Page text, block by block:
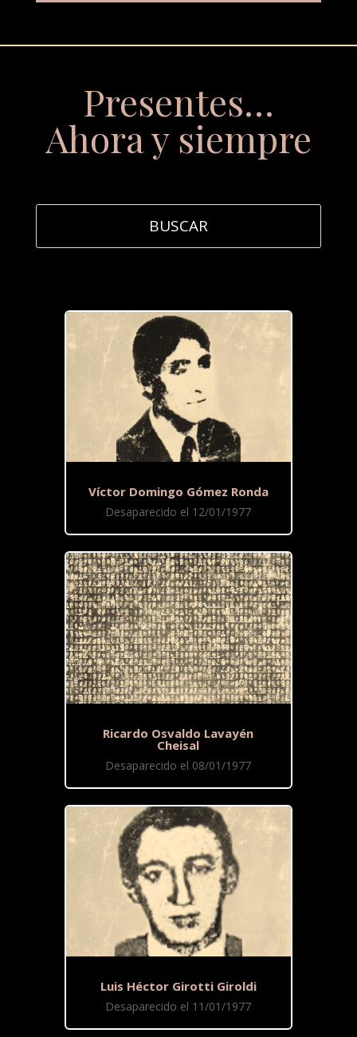
Presentes…
Ahora y siempre
Víctor Domingo Gómez Ronda
Desaparecido el 12/01/1977
Ricardo Osvaldo Lavayén
Cheisal
Desaparecido el 08/01/1977
Luis Héctor Girotti Giroldi
Desaparecido el 11/01/1977